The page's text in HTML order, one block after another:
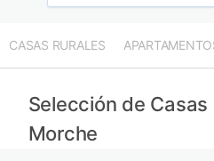
CASAS RURALES
Selección de Casas
Morche